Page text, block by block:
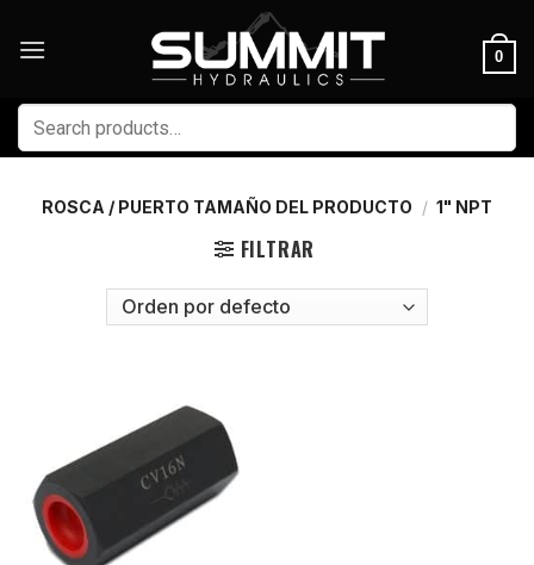
0
Buscar
por:
ROSCA / PUERTO TAMAÑO DEL PRODUCTO / 1" NPT
FILTRAR